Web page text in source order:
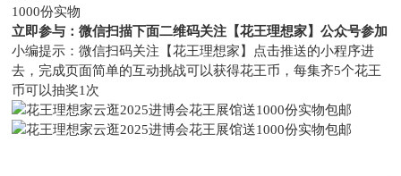
1000份实物
立即参与：微信扫描下面二维码关注【花王理想家】公众号参加
小编提示：微信扫码关注【花王理想家】点击推送的小程序进
去， 完成页面简单的互动挑战可以获得花王币，每集齐5个花王
币可以抽奖1次